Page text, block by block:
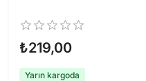
₺219,00
Yarın kargoda